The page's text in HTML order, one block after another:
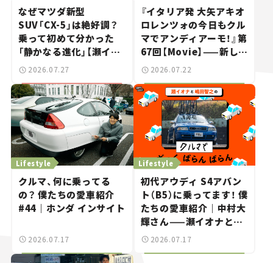
なぜマツダ新型
SUV「CX-5」は絶好調？
乗って初めて分かった
「静かなる進化」【瀬イオ
ナの試乗レビュー】
2026.07.27
『イタリア発 大矢アキオ
ロレンツォの今日もクル
マでアンディアーモ！』第
67回【Movie】——新しい
スーパーカーショーで起
2026.07.22
Lifestyle
クルマ、何に乗ってる
の？ 僕たちの愛車紹介
#44｜ホンダ インサイト
2026.07.17
Lifestyle
初代アウディ S4アバン
ト（B5）に乗ってます！ 僕
たちの愛車紹介｜中村大
輝さん——瀬イオナと嶋
田智之の「クルマでざっ
2026.07.17